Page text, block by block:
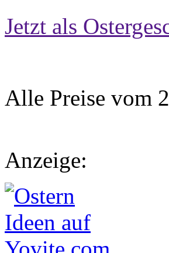
Jetzt als
Alle Preise vom
Anzeige: